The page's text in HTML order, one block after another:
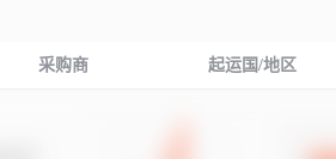
采购商 起运国/地区